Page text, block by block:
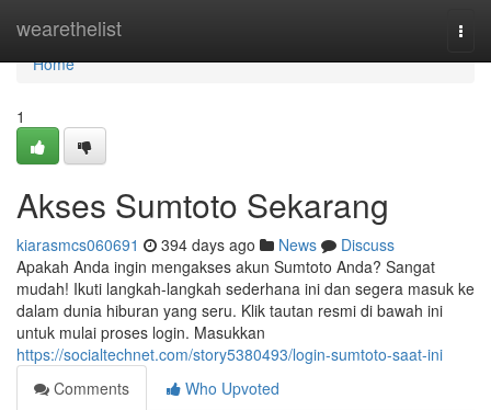
wearethelist
Home
Home
1
Akses Sumtoto Sekarang
kiarasmcs060691 394 days ago News
Discuss
Apakah Anda ingin mengakses akun Sumtoto Anda? Sangat
mudah! Ikuti langkah-langkah sederhana ini dan segera masuk ke
dalam dunia hiburan yang seru. Klik tautan resmi di bawah ini
untuk mulai proses login. Masukkan
https://socialtechnet.com/story5380493/login-sumtoto-saat-ini
Comments
Who Upvoted